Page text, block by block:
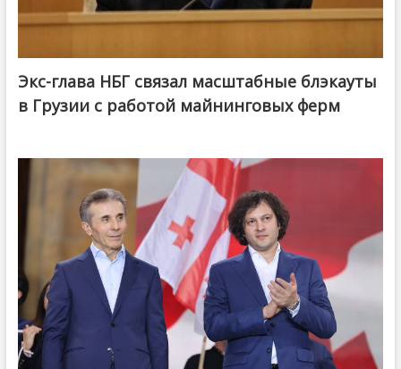
Экс-глава НБГ связал масштабные блэкауты
в Грузии с работой майнинговых ферм